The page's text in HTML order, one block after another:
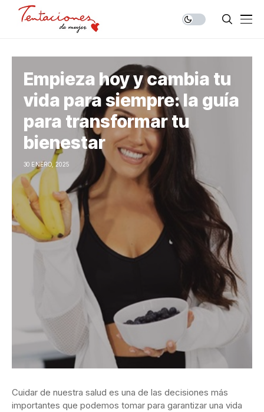
Empieza hoy y cambia tu
vida para siempre: la guía
para transformar tu
bienestar
30 ENERO, 2025
Cuidar de nuestra salud es una de las decisiones más
importantes que podemos tomar para garantizar una vida